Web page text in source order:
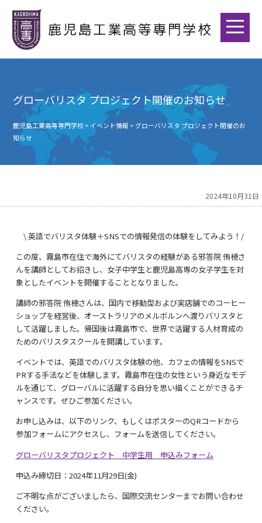
グローバリスタ プロジェクト開催のお知らせ
鹿児島工業高等専門学校>イベント情報 > グローバリスタ プロジェクト開催のお
知らせ
2024年10月31日
\ 英語でバリスタ体験＋SNSでの情報発信の体験をしてみよう！/
この度、霧島市在住で海外にてバリスタの経験がある邪答院 侑穂さ
んを講師としてお招きし、女子中学生と鹿児島高専の女子学生を対
象としたイベントを開催することとなりました。
講師の邪答院 侑穂さんは、国内で移動型および実店舗でのコーヒー
ショップを経営後、オーストラリアのメルボルンへ渡りバリスタと
して活躍しました。帰国後は霧島市で、世界で活躍する人材育成の
ためのバリスタスクールを開講しています。
イベントでは、英語でのバリスタ体験の他、カフェの情報をSNSで
PRする手法などを体験します。霧島市在住の女性という身近なモデ
ルを通じて、グローバルに活躍する自分を思い描くことができるチ
ャンスです。ぜひご参加ください。
お申し込みは、以下のリンク、もしくはポスターのQRコードから
参加フォームにアクセスし、フォームを送信してください。
グローバリスタプロジェクト 中学生用 申込みフォーム
申込み締切日：2024年11月29日(金)
ご不明な点がございましたら、国際交流センターまでお問い合わせ
ください。